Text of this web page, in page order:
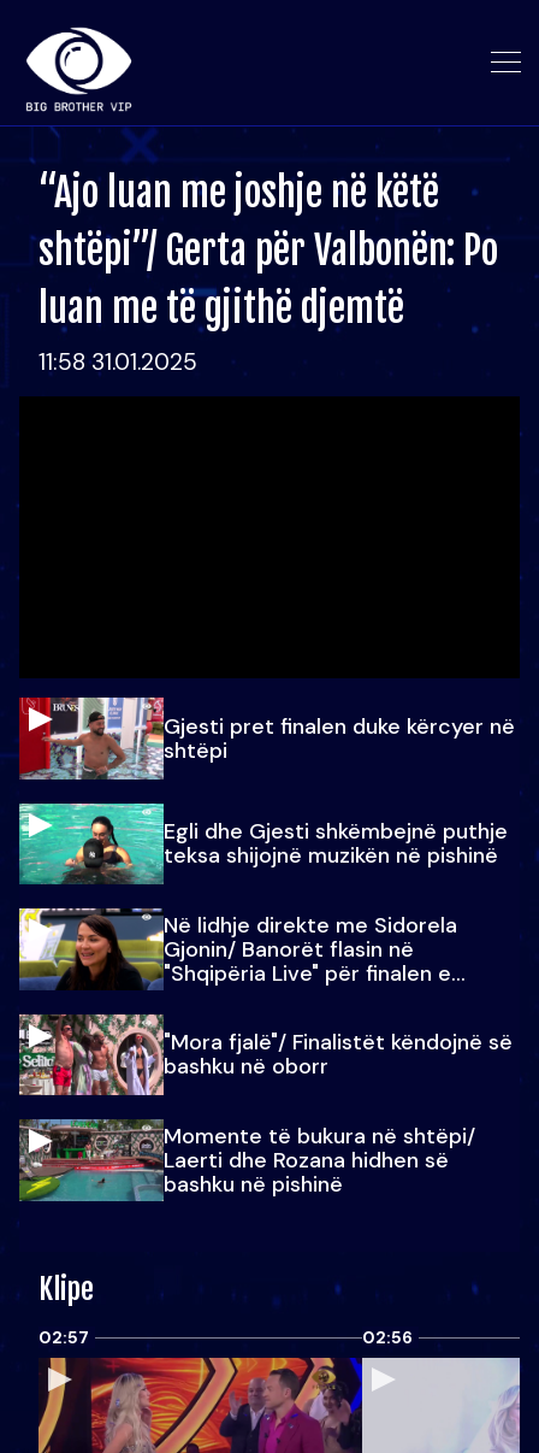
“Ajo luan me joshje në këtë
shtëpi”/ Gerta për Valbonën: Po
luan me të gjithë djemtë
11:58 31.01.2025
Gjesti pret finalen duke kërcyer në
shtëpi
Egli dhe Gjesti shkëmbejnë puthje
teksa shijojnë muzikën në pishinë
Në lidhje direkte me Sidorela
Gjonin/ Banorët flasin në
"Shqipëria Live" për finalen e
"Mora fjalë"/ Finalistët këndojnë së
bashku në oborr
Momente të bukura në shtëpi/
Laerti dhe Rozana hidhen së
bashku në pishinë
Klipe
02:57 02:56